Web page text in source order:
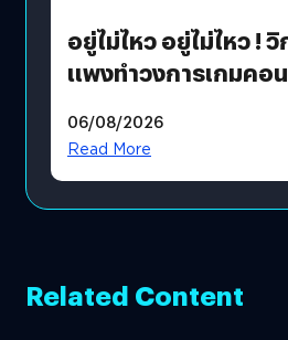
อยู่ไม่ไหว อยู่ไม่ไหว !
แพงทำวงการเกมคอ
?
06/08/2026
Read More
Related Content